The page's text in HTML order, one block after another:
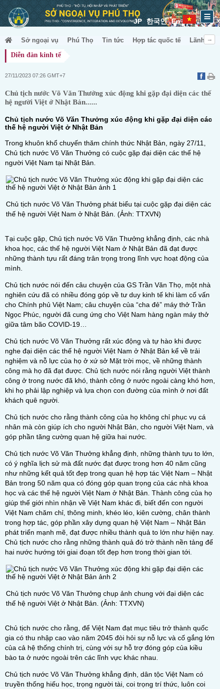
JP 한국인 En
Sở ngoại vụ Phú Thọ Tin tức Hợp tác quốc tế
Lãnh sự
Diễn đàn kinh tế
27/11/2023 07:26 GMT+7
Chủ tịch nước Võ Văn Thưởng xúc động khi gặp đại diện các thế
hệ người Việt ở Nhật Bản......
Chủ tịch nước Võ Văn Thưởng xúc động khi gặp đại diện các
thế hệ người Việt ở Nhật Bản
Trong khuôn khổ chuyến thăm chính thức Nhật Bản, ngày 27/11,
Chủ tịch nước Võ Văn Thưởng có cuộc gặp đại diện các thế hệ
người Việt Nam tại Nhật Bản.
Chủ tịch nước Võ Văn Thưởng phát biểu tại cuộc gặp đại diện các
thế hệ người Việt Nam ở Nhật Bản. (Ảnh: TTXVN)
Tại cuộc gặp, Chủ tịch nước Võ Văn Thưởng khẳng định, các nhà
khoa học, các thế hệ người Việt Nam ở Nhật Bản đã đạt được
những thành tựu rất đáng trân trọng trong lĩnh vực hoạt động của
mình.
Chủ tịch nước nói đến câu chuyện của GS Trần Văn Thọ, một nhà
nghiên cứu đã có nhiều đóng góp về tư duy kinh tế khi làm cố vấn
cho Chính phủ Việt Nam; câu chuyện của “cha đẻ” máy thở Trần
Ngọc Phúc, người đã cung ứng cho Việt Nam hàng ngàn máy thở
giữa tâm bão COVID-19…
Chủ tịch nước Võ Văn Thưởng rất xúc động và tự hào khi được
nghe đại diện các thế hệ người Việt Nam ở Nhật Bản kể về trải
nghiệm và nỗ lực của họ ở xứ sở Mặt trời mọc, về những thành
công mà họ đã đạt được. Chủ tịch nước nói rằng người Việt thành
công ở trong nước đã khó, thành công ở nước ngoài càng khó hơn,
khi họ phải lập nghiệp và lựa chọn con đường của mình ở nơi đất
khách quê người.
Chủ tịch nước cho rằng thành công của họ không chỉ phục vụ cá
nhân mà còn giúp ích cho người Nhật Bản, cho người Việt Nam, và
góp phần tăng cường quan hệ giữa hai nước.
Chủ tịch nước Võ Văn Thưởng khẳng định, những thành tựu to lớn,
có ý nghĩa lịch sử mà đất nước đạt được trong hơn 40 năm cũng
như những kết quả tốt đẹp trong quan hệ hợp tác Việt Nam – Nhật
Bản trong 50 năm qua có đóng góp quan trọng của các nhà khoa
học và các thế hệ người Việt Nam ở Nhật Bản. Thành công của họ
giúp thế giới nhìn nhận về Việt Nam khác đi, biết đến con người
Việt Nam chăm chỉ, thông minh, khéo léo, kiên cường, chân thành
trong hợp tác, góp phần xây dựng quan hệ Việt Nam – Nhật Bản
phát triển mạnh mẽ, đạt được nhiều thành quả to lớn như hiện nay.
Chủ tịch nước cho rằng những thành quả đó trở thành nền tảng để
hai nước hướng tới giai đoạn tốt đẹp hơn trong thời gian tới.
Chủ tịch nước Võ Văn Thưởng chụp ảnh chung với đại diện các
thế hệ người Việt ở Nhật Bản. (Ảnh: TTXVN)
Chủ tịch nước cho rằng, để Việt Nam đạt mục tiêu trở thành quốc
gia có thu nhập cao vào năm 2045 đòi hỏi sự nỗ lực và cố gắng lớn
của cả hệ thống chính trị, cùng với sự hỗ trợ đóng góp của kiều
bào ta ở nước ngoài trên các lĩnh vực khác nhau.
Chủ tịch nước Võ Văn Thưởng khẳng định, dân tộc Việt Nam có
truyền thống hiếu học, trọng người tài, coi trọng trí thức, luôn coi